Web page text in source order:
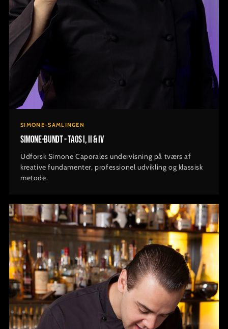
SIMONE-SAMLINGEN
Simone-bundt - TAOS I, II & IV
Udforsk Simone Caporales undervisning på tværs af
kreative fundamenter, professionel udvikling og klassisk
metode.